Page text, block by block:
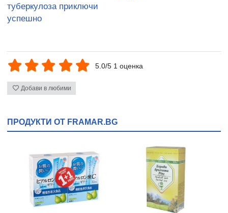
туберкулоза приключи
успешно
5.0/5 1 оценка
Добави в любими
ПРОДУКТИ ОТ FRAMAR.BG